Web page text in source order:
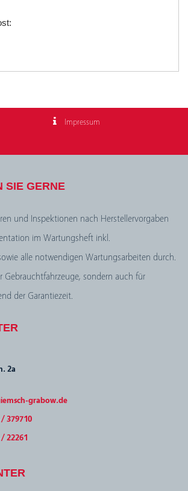
Impressum
SIE GERNE
und Inspektionen nach Herstellervorgaben
im Wartungsheft inkl.
alle notwendigen Wartungsarbeiten durch.
sondern auch für
der Garantiezeit.
2a
grabow.de
379710
22261